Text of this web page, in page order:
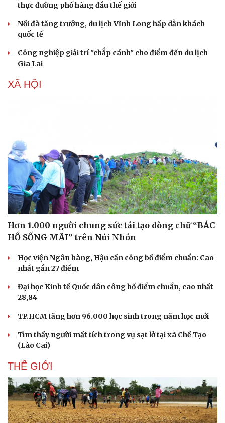
Văn hóa
Sân khấu - Điện ảnh
Âm nhạc
Di sản
Giải trí
Thời trang
Sao Việt
thực đường phố hàng đầu thế giới
Nối đà tăng trưởng, du lịch Vĩnh Long hấp dẫn khách
quốc tế
Công nghiệp giải trí "chắp cánh" cho điểm đến du lịch
Gia Lai
XÃ HỘI
Hơn 1.000 người chung sức tái tạo dòng chữ “BÁC
HỒ SỐNG MÃI” trên Núi Nhón
Học viện Ngân hàng, Hậu cần công bố điểm chuẩn: Cao
nhất gần 27 điểm
Đại học Kinh tế Quốc dân công bố điểm chuẩn, cao nhất
28,84
TP.HCM tăng hơn 96.000 học sinh trong năm học mới
Tìm thấy người mất tích trong vụ sạt lở tại xã Chế Tạo
(Lào Cai)
THẾ GIỚI